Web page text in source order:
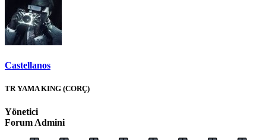
Castellanos
TR YAMA KING (CORÇ)
Yönetici
Forum Admini